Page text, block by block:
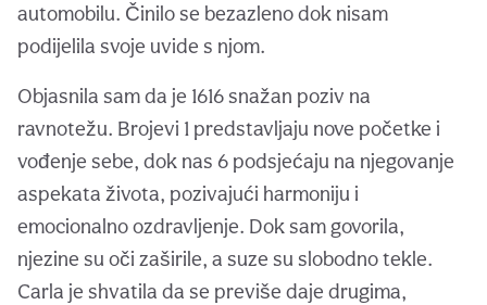
automobilu. Činilo se bezazleno dok nisam
podijelila svoje uvide s njom.
Objasnila sam da je 1616 snažan poziv na
ravnotežu. Brojevi 1 predstavljaju nove početke i
vođenje sebe, dok nas 6 podsjećaju na njegovanje
aspekata života, pozivajući harmoniju i
emocionalno ozdravljenje. Dok sam govorila,
njezine su oči zaširile, a suze su slobodno tekle.
Carla je shvatila da se previše daje drugima,